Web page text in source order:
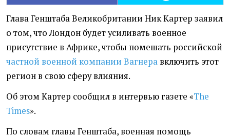
Глава Генштаба Великобритании Ник Картер заявил
о том, что Лондон будет усиливать военное
присутствие в Африке, чтобы помешать российской
частной военной компании Вагнера включить этот
регион в свою сферу влияния.
Об этом Картер сообщил в интервью газете «The
Times».
По словам главы Генштаба, военная помощь